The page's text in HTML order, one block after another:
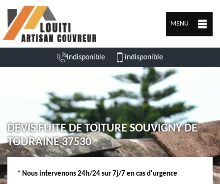
MENU
indisponible indisponible
DEVIS FUITE DE TOITURE SOUVIGNY DE
TOURAINE 37530
* Nous intervenons 24h/24 sur 7j/7 en cas d'urgence